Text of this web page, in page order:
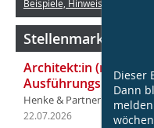
Dieser
Dann
Beispiele, Hinweise:
Stellenmarkt
Architekt:in (m/w/d)
Ausführungsplanung
Henke & Partner
22.07.2026